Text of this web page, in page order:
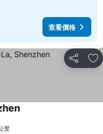
查看價格
分享 放
里